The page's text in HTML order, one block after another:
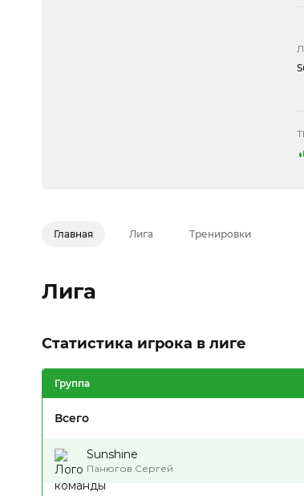
Главная Лига Тренировки
Лига
Статистика игрока в лиге
Группа
Всего
Sunshine
Панюгов Сергей